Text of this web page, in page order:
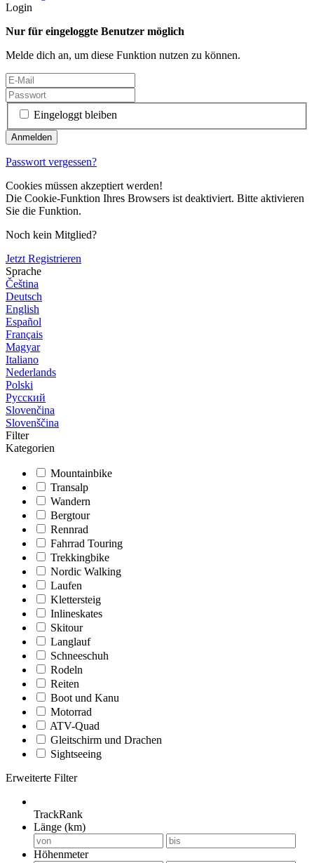
Login
Nur für eingeloggte Benutzer möglich
Melde dich an, um diese Funktion nutzen zu können.
Eingeloggt bleiben
Passwort vergessen?
Cookies müssen akzeptiert werden!
Die Cookie-Funktion Ihres Browsers ist deaktiviert. Bitte aktivieren
Sie die Funktion.
Noch kein Mitglied?
Jetzt Registrieren
Sprache
Čeština
Deutsch
English
Español
Français
Magyar
Italiano
Nederlands
Polski
Русский
Slovenčina
Slovenščina
Filter
Kategorien
Mountainbike
Transalp
Wandern
Bergtour
Rennrad
Fahrrad Touring
Trekkingbike
Nordic Walking
Laufen
Klettersteig
Inlineskates
Skitour
Langlauf
Schneeschuh
Rodeln
Reiten
Boot und Kanu
Motorrad
ATV-Quad
Gleitschirm und Drachen
Sightseeing
Erweiterte Filter
TrackRank
Länge (km)
Höhenmeter